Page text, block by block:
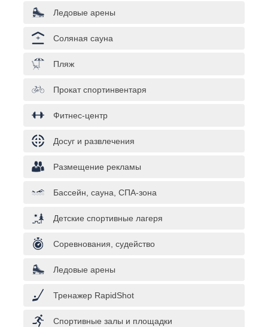
Ледовые арены
Соляная сауна
Пляж
Прокат спортинвентаря
Фитнес-центр
Досуг и развлечения
Размещение рекламы
Бассейн, сауна, СПА-зона
Детские спортивные лагеря
Соревнования, судейство
Ледовые арены
Тренажер RapidShot
Спортивные залы и площадки